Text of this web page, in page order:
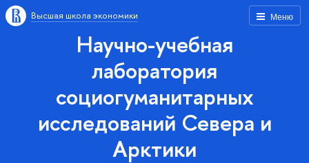
Меню
Высшая школа экономики
Научно-учебная
лаборатория
социогуманитарных
исследований Севера и
Арктики